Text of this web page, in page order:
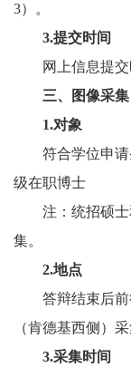
3）。
3.提交时间
网上信息提
三、图像采集
1.对象
符合学位申请
级在职博士
注：统招硕
集。
2.地点
答辩结束后
（肯德基西侧）
3.采集时间